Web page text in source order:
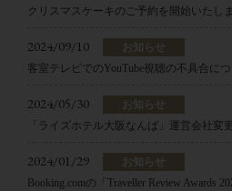
クリスマスケーキのご予約を開始いたし
2024/09/10
お知らせ
客室テレビでのYouTube視聴の不具合に
2024/05/30
お知らせ
「ライズホテル大阪なんば」運営会社変
2024/01/29
お知らせ
Booking.comの「Traveller Review Awards